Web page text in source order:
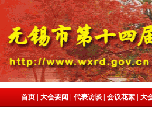
首页 大会要闻 代表访谈 会议花絮 大